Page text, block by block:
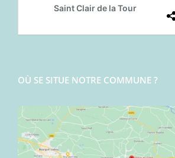
OÙ SE SITUE NOTRE COMMUNE ?